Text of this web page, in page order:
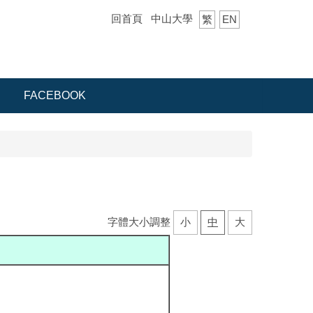
回首頁 中山大學 繁 EN
FACEBOOK
字體大小調整 小 中 大